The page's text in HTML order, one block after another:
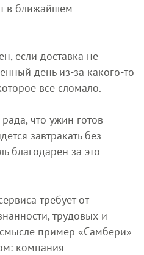
в ближайшем
если доставка не
день из-за какого-то
все сломало.
что ужин готов
завтракать без
благодарен за это
требует от
трудовых и
пример «Самбери»
компания